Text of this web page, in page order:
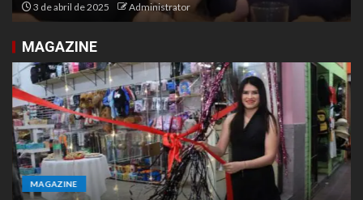
3 de abril de 2025 Administrator
MAGAZINE
MAGAZINE